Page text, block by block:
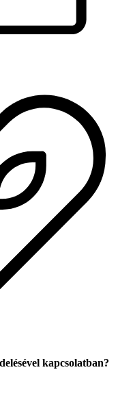
kapcsolatban?